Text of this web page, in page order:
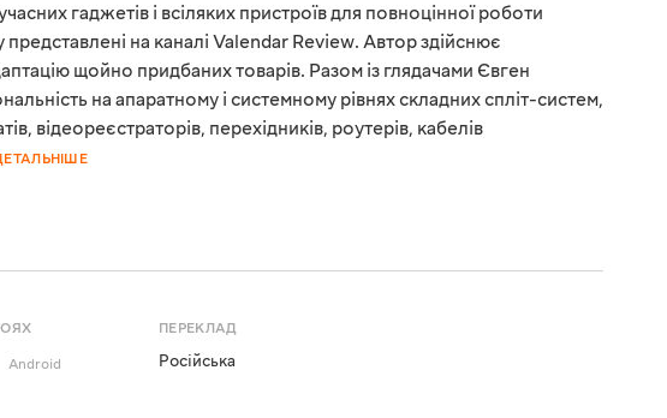
гаджетів і всіляких пристроїв для повноцінної роботи
на каналі Valendar Review. Автор здійснює
щойно придбаних товарів. Разом із глядачами Євген
на апаратному і системному рівнях складних спліт-систем,
відеореєстраторів, перехідників, роутерів, кабелів
Android
ПЕРЕКЛАД
Російська